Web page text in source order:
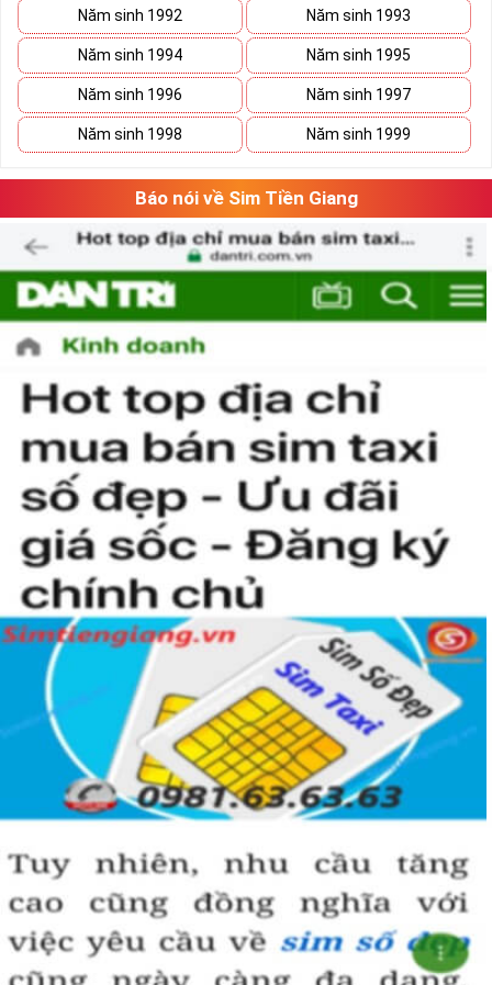
Đăng ký gói TK159 sim Mobifone
Lưu ý khi đăng ký đăng ký gói TK159 sim
MobiFone
Gói cước có tính năng tự động gia hạn sau mỗi chu kỳ.
Hết ưu đãi data hệ thống ngừng truy cập.
Hết ưu đãi ngoại mạng, cước phí sẽ tính theo quy định
hiện hành của nhà mạng.
Hướng Dẫn Mua Sim Số Đẹp MobiFone
Tại Sim Tiền Giang
gói TK159 sim số đẹp uy tín chất lượng.Chọn mua sim số
đẹp thường mất nhiều thời gian ở khoản lựa số, một số phải
vừa đẹp, vừa tốt về phong thủy thì mới là sim hoàn hảo. Vậy
phải làm sao?
tại Simtiengiang.vn nhanh
nhất.
Cách nhanh nhất để chọn mua được sim Mobifone gói
TK159 là bạn vào trang chủ củaSim Tiền Giang
“Sim giảm giá “ ở ngay đầu trang chủ. Đây là danh sách sim
được đại lý giảm giá vì một số lý do nên bạn có thể chọn
Năm sinh 1992 Năm sinh 1993
Năm sinh 1994 Năm sinh 1995
Năm sinh 1996 Năm sinh 1997
Năm sinh 1998 Năm sinh 1999
Báo nói về Sim Tiền Giang